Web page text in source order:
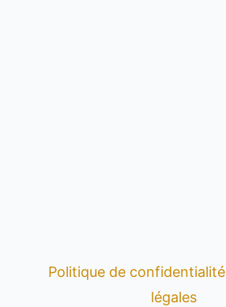
Politique de confidentialité
légales